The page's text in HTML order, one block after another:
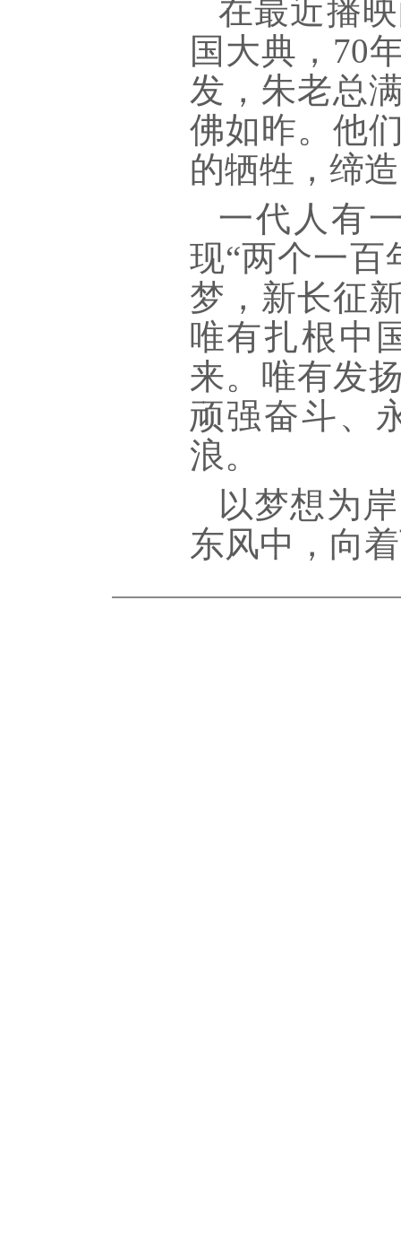
在最近播
国大典， 70
发，朱老总
佛如昨。他
的牺牲，缔
一代人有
现“两个一百
梦，新长征
唯有扎根中
来。唯有发
顽强奋斗、
浪。
以梦想为
东风中，向